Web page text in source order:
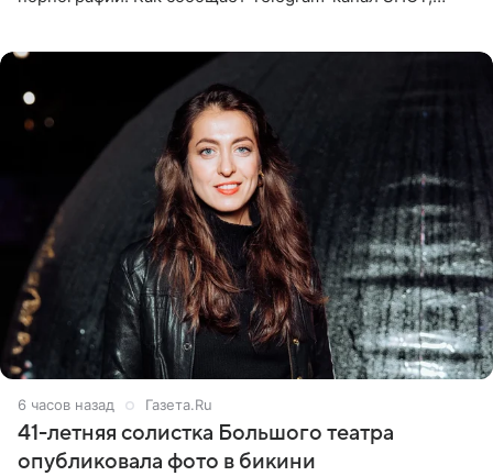
6 часов назад Газета.Ru
41-летняя солистка Большого театра
опубликовала фото в бикини